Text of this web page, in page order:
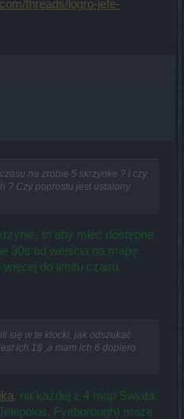
threads/logro-jefe-
na zrobie 5 skrzynke ? I czy
? Czy poprostu jest ustalony
to aby mieć dostępne
30s od wejścia na mapę.
do limitu czasu.
się w te klocki, jak odszukać
ich 18 ,a mam ich 6 dopiero
, na każdej z 4 map Świata
Fyeborough) może